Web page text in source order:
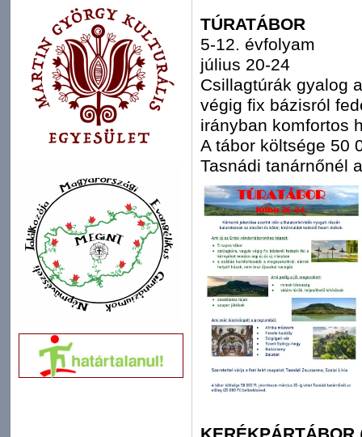
TÚRATÁBOR
5-12. évfolyam
július 20-24
Csillagtúrák gyalog
végig fix bázisról
irányban komfortos
A tábor költsége 50
Tasnádi tanárnőnél